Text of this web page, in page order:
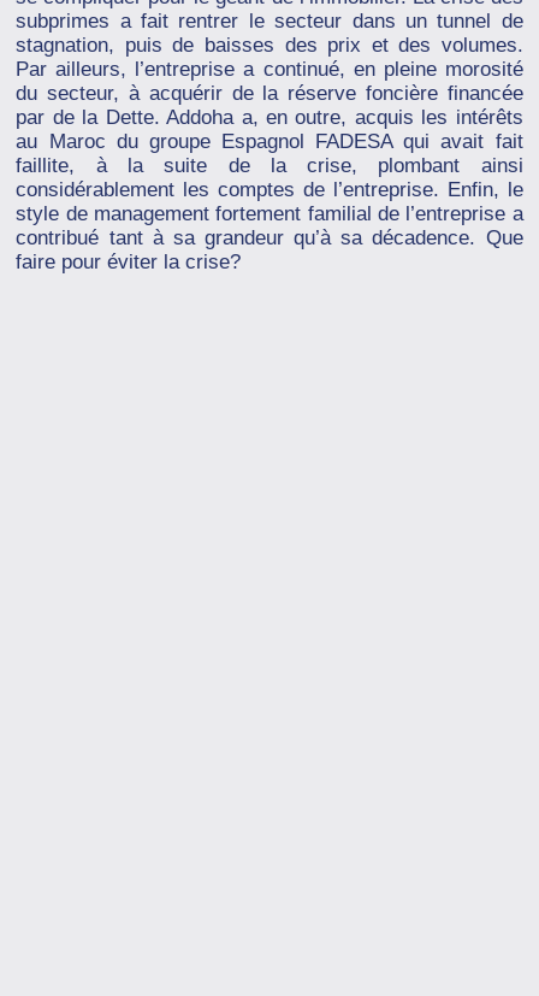
subprimes a fait rentrer le secteur dans un tunnel de
stagnation, puis de baisses des prix et des volumes.
Par ailleurs, l’entreprise a continué, en pleine morosité
du secteur, à acquérir de la réserve foncière financée
par de la Dette. Addoha a, en outre, acquis les intérêts
au Maroc du groupe Espagnol FADESA qui avait fait
faillite, à la suite de la crise, plombant ainsi
considérablement les comptes de l’entreprise. Enfin, le
style de management fortement familial de l’entreprise a
contribué tant à sa grandeur qu’à sa décadence. Que
faire pour éviter la crise?